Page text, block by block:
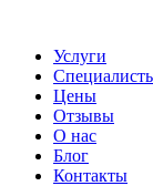
Услуги
Цены
Отзывы
О нас
Блог
Контакты